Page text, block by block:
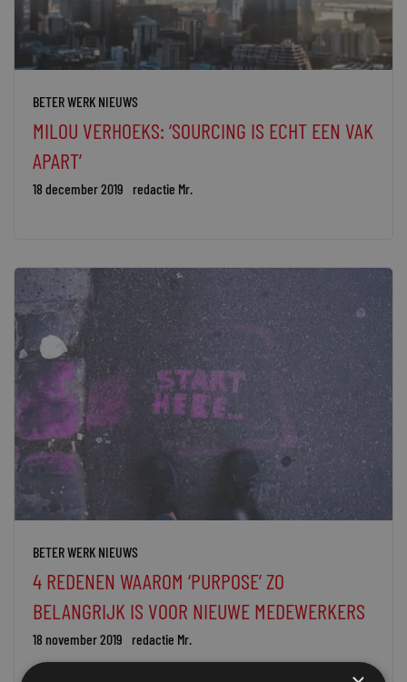
BETER WERK NIEUWS
MILOU VERHOEKS: ‘SOURCING IS ECHT EEN VAK
APART’
18 december 2019 redactie Mr.
BETER WERK NIEUWS
4 REDENEN WAAROM ‘PURPOSE’ ZO
BELANGRIJK IS VOOR NIEUWE MEDEWERKERS
18 november 2019 redactie Mr.